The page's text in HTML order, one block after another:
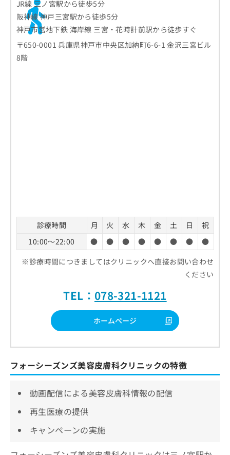
JR線 三ノ宮駅から徒歩5分
阪神線 神戸三宮駅から徒歩5分
神戸市営地下鉄 海岸線 三宮・花時計前駅から徒歩すぐ
〒650-0001 兵庫県神戸市中央区加納町6-6-1 金沢三宮ビル
8階
診療時間 月 火 水 木 金 土 日
祝
10:00～22:00
● ● ● ● ● ● ●
●
※診療時間につきましてはクリニックへ直接お問い合わせ
ください
TEL： 078-321-1121
ホームページ
フォーシーズンズ美容皮膚科クリニックの特徴
動画配信による美容皮膚科情報の配信
再生医療の提供
キャンペーンの実施